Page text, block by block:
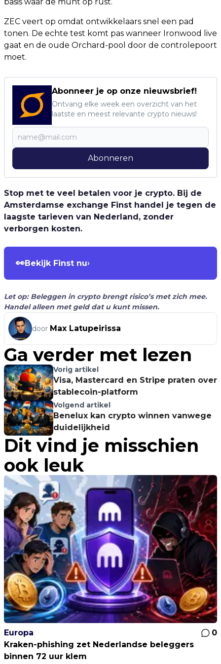
ZEC veert op omdat ontwikkelaars snel een pad
tonen. De echte test komt pas wanneer Ironwood live
gaat en de oude Orchard-pool door de controlepoort
moet.
Abonneer je op onze nieuwsbrief!
Ontvang elke week een overzicht van het
laatste en meest relevante crypto nieuws!
Abonneren
Stop met te veel betalen voor je crypto. Bij de
Amsterdamse exchange Finst handel je tegen de
laagste tarieven van Nederland, zonder
verborgen kosten.
👀Bekijk Finst nu›
Let op: Beleggen in crypto brengt risico’s met zich mee.
Handel alleen met geld dat u kunt missen.
door Max Latupeirissa
Ga verder met lezen
Vorig artikel
Visa, Mastercard en Stripe praten over
stablecoin-platform
Volgend artikel
Benelux kan crypto winnen vanwege
duidelijkheid
Dit vind je misschien
ook leuk
Europa
0
Kraken-phishing zet Nederlandse beleggers
binnen 72 uur klem